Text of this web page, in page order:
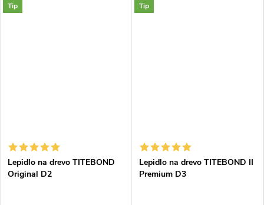
Tip
Lepidlo na drevo TITEBOND
Original D2
Tip
Lepidlo na drevo TITEBOND II
Premium D3